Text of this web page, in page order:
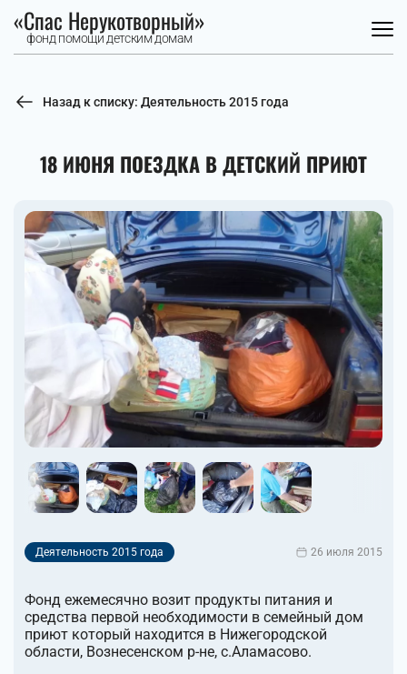
«Спас Нерукотворный»
фонд помощи детским домам
Назад к списку: Деятельность 2015 года
18 ИЮНЯ ПОЕЗДКА В ДЕТСКИЙ ПРИЮТ
Деятельность 2015 года 26 июля 2015
Фонд ежемесячно возит продукты питания и
средства первой необходимости в семейный дом
приют который находится в Нижегородской
области, Вознесенском р-не, с.Аламасово.